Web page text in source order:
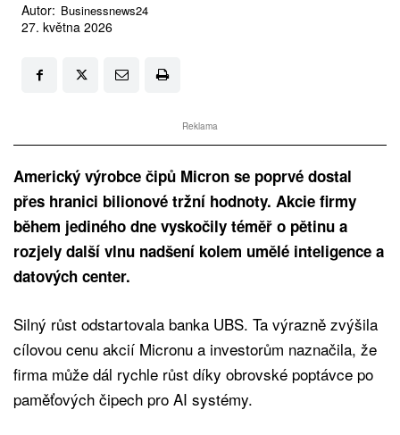
Autor: Businessnews24
27. května 2026
Reklama
Americký výrobce čipů Micron se poprvé dostal
přes hranici bilionové tržní hodnoty. Akcie firmy
během jediného dne vyskočily téměř o pětinu a
rozjely další vlnu nadšení kolem umělé inteligence a
datových center.
Silný růst odstartovala banka UBS. Ta výrazně zvýšila
cílovou cenu akcií Micronu a investorům naznačila, že
firma může dál rychle růst díky obrovské poptávce po
paměťových čipech pro AI systémy.